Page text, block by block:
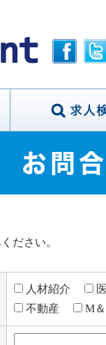
お問
ださい。
人材紹介
不動産
M